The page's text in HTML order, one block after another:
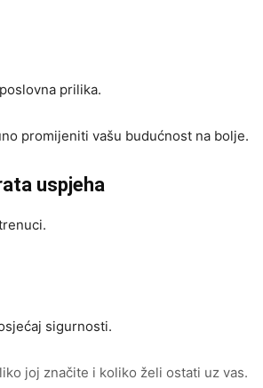
prilika.
promijeniti vašu budućnost na bolje.
uspjeha
sigurnosti.
joj značite i koliko želi ostati uz vas.